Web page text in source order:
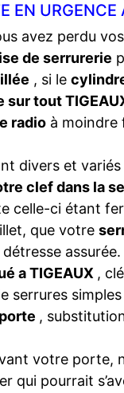
EN
avez perdu
de serrurerie
, si le
sur tout
radio à moindre
divers et variés
clef dans la
celle-ci étant
que votre
détresse assurée.
a TIGEAUX ,
serrures
,
votre porte,
qui pourrait